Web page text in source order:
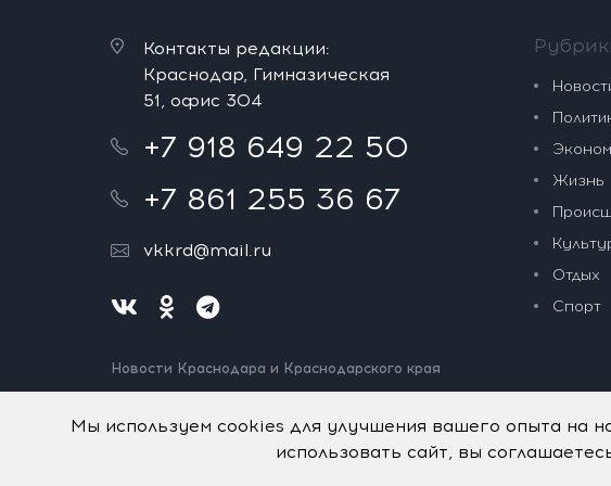
Контакты редакции:
Краснодар, Гимназическая
51, офис 304
+7 918 649 22 50
+7 861 255 36 67
vkkrd@mail.ru
Новости Краснодара и Краснодарского края
Нашли ошибку? Выделите и нажмите Ctrl+Enter.
Жизнь
Отдых
Спорт
Мы используем cookies для улучшения вашего опыта на
использовать сайт, вы